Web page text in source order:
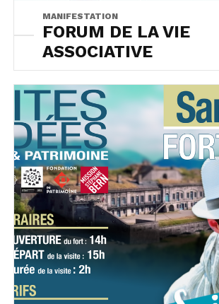
MANIFESTATION
FORUM DE LA VIE
ASSOCIATIVE